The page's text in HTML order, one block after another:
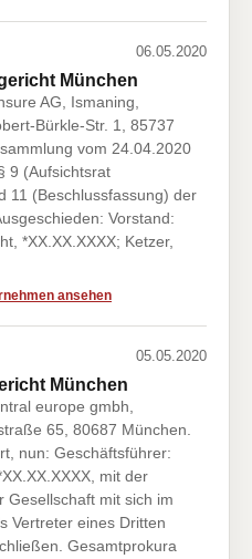
06.05.2020
München
AG, Ismaning,
Bürkle-Str. 1, 85737
vom 24.04.2020
9 (Aufsichtsrat
11 (Beschlussfassung) der
Vorstand:
*XX.XX.XXXX; Ketzer,
ansehen
05.05.2020
München
europe gmbh,
65, 80687 München.
nun: Geschäftsführer:
mit der
Gesellschaft mit sich im
Vertreter eines Dritten
Gesamtprokura